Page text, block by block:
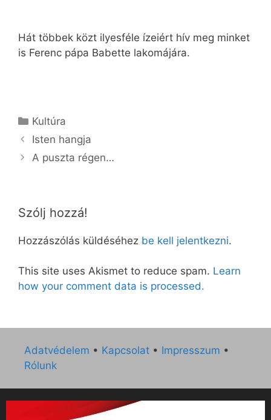
Hát többek közt ilyesféle ízeiért hív meg minket
is Ferenc pápa Babette lakomájára.
Kategória
Kultúra
Isten hangja
A puszta régen…
Szólj hozzá!
Hozzászólás küldéséhez be kell jelentkezni.
This site uses Akismet to reduce spam. Learn
how your comment data is processed.
Adatvédelem • Kapcsolat • Impresszum •
Rólunk